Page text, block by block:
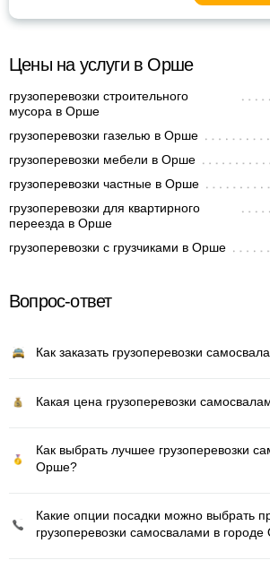
Цены на услуги в Орше
грузоперевозки строительного
мусора в Орше
грузоперевозки газелью в Орше
грузоперевозки мебели в Орше
грузоперевозки частные в Орше
грузоперевозки для квартирного
переезда в Орше
грузоперевозки с грузчиками в Орше
Вопрос-ответ
Как заказать грузоперевозки
Какая цена грузоперевозки
Как выбрать лучшее грузоперевозки
Орше?
Какие опции посадки можно выбрать
грузоперевозки самосвалами в